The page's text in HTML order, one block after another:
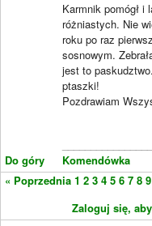
Do góry
Karmnik pomógł i
różniastych. Nie
roku po raz
sosnowym.
jest to
ptaszki!
Pozdrawiam
Komendówka
« Poprzednia 1 2 3 4 5 6 7 8 9
Zaloguj się,